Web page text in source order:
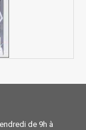
de 9h à